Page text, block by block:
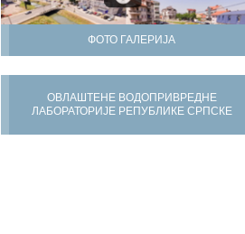
ФОТО ГАЛЕРИЈА
ОВЛАШТЕНЕ ВОДОПРИВРЕДНЕ
ЛАБОРАТОРИЈЕ РЕПУБЛИКЕ СРПСКЕ